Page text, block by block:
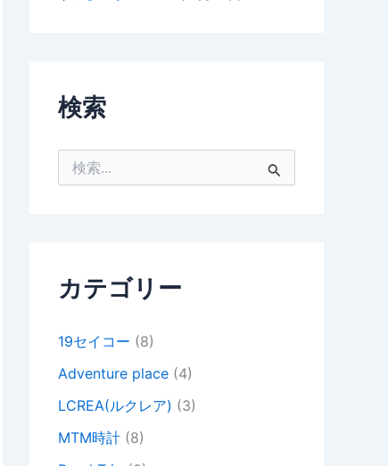
検索
カテゴリー
19セイコー (8)
Adventure place (4)
LCREA(ルクレア) (3)
MTM時計 (8)